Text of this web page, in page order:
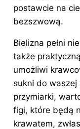
postawcie na
bezszwową.
Bielizna pełni
także
umożliwi
sukni do waszej
przymiarki,
figi, które będą
krawatem,